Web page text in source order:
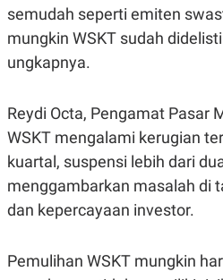
semudah seperti emiten
mungkin WSKT sudah
ungkapnya.
Reydi Octa, Pengamat Pasar
WSKT mengalami kerugian
kuartal, suspensi lebih dari
menggambarkan masalah di
dan kepercayaan investor.
Pemulihan WSKT mungkin